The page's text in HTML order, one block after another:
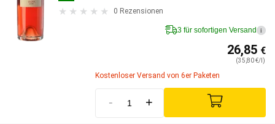
0 Rezensionen
3 für sofortigen Versand i
26,85 €
(35,80 €/l)
Kostenloser Versand von 6er Paketen
- +